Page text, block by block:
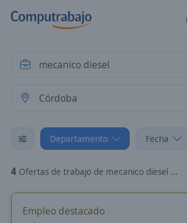
Departamento Fecha
4 Ofertas de trabajo de mecanico diesel en Córdoba
Empleo destacado